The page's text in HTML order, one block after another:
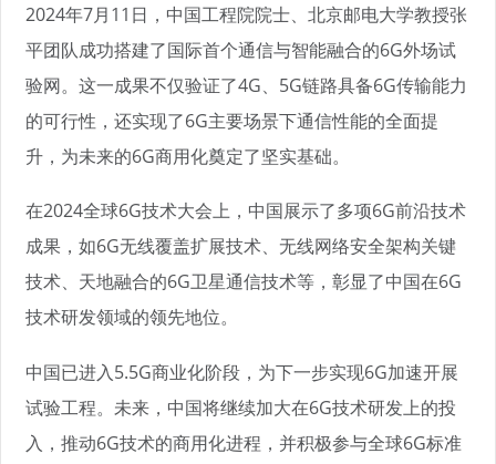
2024年7月11日，中国工程院院士、北京邮电大学教授张
平团队成功搭建了国际首个通信与智能融合的6G外场试
验网。这一成果不仅验证了4G、5G链路具备6G传输能力
的可行性，还实现了6G主要场景下通信性能的全面提
升，为未来的6G商用化奠定了坚实基础。
在2024全球6G技术大会上，中国展示了多项6G前沿技术
成果，如6G无线覆盖扩展技术、无线网络安全架构关键
技术、天地融合的6G卫星通信技术等，彰显了中国在6G
技术研发领域的领先地位。
中国已进入5.5G商业化阶段，为下一步实现6G加速开展
试验工程。未来，中国将继续加大在6G技术研发上的投
入，推动6G技术的商用化进程，并积极参与全球6G标准